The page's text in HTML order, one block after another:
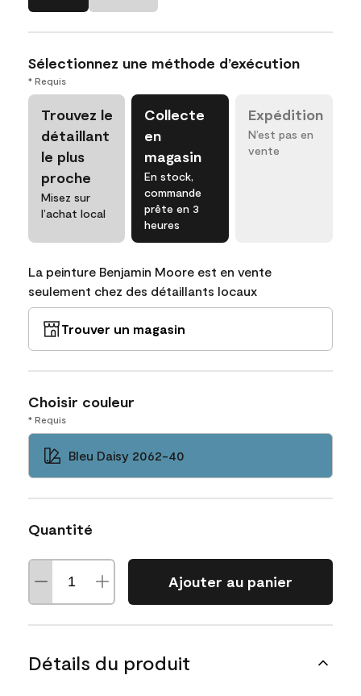
Sélectionnez une méthode d’exécution
* Requis
Trouvez le
détaillant
le plus
proche
Misez sur
l’achat local
Collecte
en
magasin
En stock,
commande
prête en 3
heures
Expédition
N’est pas en
vente
La peinture Benjamin Moore est en vente
seulement chez des détaillants locaux
Trouver un magasin
Choisir couleur
* Requis
Bleu Daisy 2062-40
Quantité
Ajouter au panier
Détails du produit